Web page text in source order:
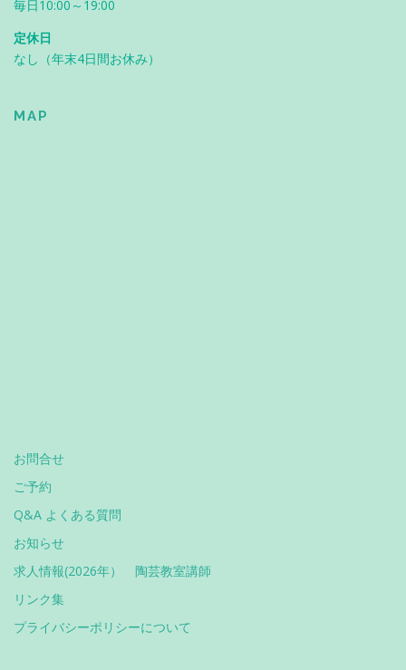
毎日10:00～19:00
定休日
なし（年末4日間お休み）
MAP
お問合せ
ご予約
Q&A よくある質問
お知らせ
求人情報(2026年） 陶芸教室講師
リンク集
プライバシーポリシーについて